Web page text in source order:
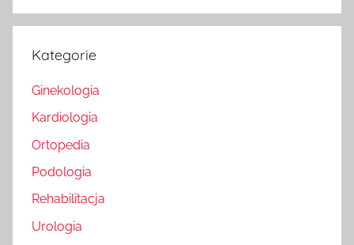
Kategorie
Ginekologia
Kardiologia
Ortopedia
Podologia
Rehabilitacja
Urologia